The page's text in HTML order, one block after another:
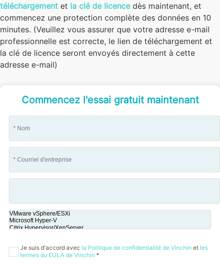
téléchargement et la clé de licencedès maintenant, et
commencez une protection complète des données en 10
minutes. (Veuillez vous assurer que votre adresse e-mail
professionnelle est correcte, le lien de téléchargement et
la clé de licence seront envoyés directement à cette
adresse e-mail)
Commencez l'essai gratuit maintenant
Je suis d'accord avec la Politique de confidentialité de Vinchin et les
termes du EULA de Vinchin *